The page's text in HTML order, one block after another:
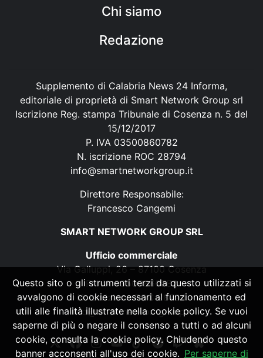
Chi siamo
Redazione
Supplemento di Calabria News 24 Informa,
editoriale di proprietà di Smart Network Group srl
Iscrizione Reg. stampa Tribunale di Cosenza n. 5 del
15/12/2017
P. IVA 03500860782
N. iscrizione ROC 28794
info@smartnetworkgroup.it
Direttore Responsabile:
Francesco Cangemi
SMART NETWORK GROUP SRL
Ufficio commerciale
Via Galluppi, 26 – 87100 Cosenza
P. IVA 03500860782
N. iscrizione ROC 28794
info@smartnetworkgroup.it
Questo sito o gli strumenti terzi da questo utilizzati si
avvalgono di cookie necessari al funzionamento ed
utili alle finalità illustrate nella cookie policy. Se vuoi
saperne di più o negare il consenso a tutti o ad alcuni
cookie, consulta la cookie policy. Chiudendo questo
banner acconsenti all'uso dei cookie. Per saperne di